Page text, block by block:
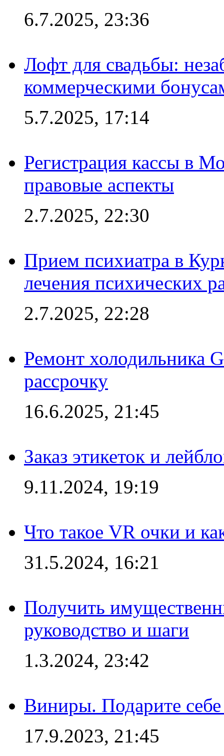
6.7.2025, 23:36
Лофт для свадьбы:
коммерческими
5.7.2025, 17:14
Регистрация кассы в
правовые аспекты
2.7.2025, 22:30
Прием психиатра в
лечения психических
2.7.2025, 22:28
Ремонт холодильника
рассрочку
16.6.2025, 21:45
Заказ этикеток и
9.11.2024, 19:19
Что такое VR очки и
31.5.2024, 16:21
Получить
руководство и шаги
1.3.2024, 23:42
Виниры. Подарите
17.9.2023, 21:45